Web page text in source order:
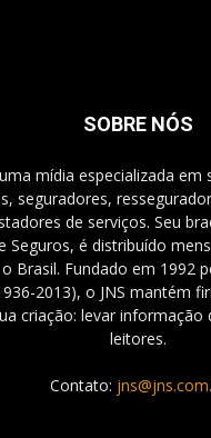
SOBRE NÓS
mídia especializada em
seguradores,
de serviços. Seu
Seguros, é distribuído
Brasil. Fundado em 1992
2013), o JNS mantém
criação: levar informação
leitores.
Contato: